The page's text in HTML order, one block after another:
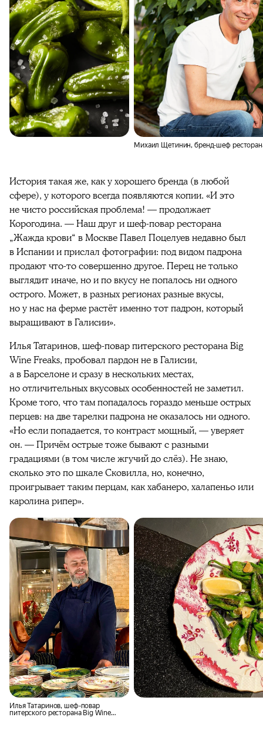
Михаил Щетинин, бренд-шеф
История такая же, как у хорошего бренда (в любой
сфере), у которого всегда появляются копии. «И это
не чисто российская проблема! — продолжает
Корогодина. — Наш друг и шеф-повар ресторана
„Жажда крови“ в Москве Павел Поцелуев недавно был
в Испании и прислал фотографии: под видом падрона
продают что-то совершенно другое. Перец не только
выглядит иначе, но и по вкусу не попалось ни одного
острого. Может, в разных регионах разные вкусы,
но у нас на ферме растёт именно тот падрон, который
выращивают в Галисии».
Илья Татаринов, шеф-повар питерского ресторана Big
Wine Freaks, пробовал пардон не в Галисии,
а в Барселоне и сразу в нескольких местах,
но отличительных вкусовых особенностей не заметил.
Кроме того, что там попадалось гораздо меньше острых
перцев: на две тарелки падрона не оказалось ни одного.
«Но если попадается, то контраст мощный, — уверяет
он. — Причём острые тоже бывают с разными
градациями (в том числе жгучий до слёз). Не знаю,
сколько это по шкале Сковилла, но, конечно,
проигрывает таким перцам, как хабанеро, халапеньо или
каролина рипер».
Илья Татаринов, шеф-повар
питерского ресторана Big Wine